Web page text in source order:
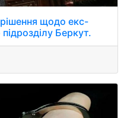
щодо екс-
підрозділу Беркут.